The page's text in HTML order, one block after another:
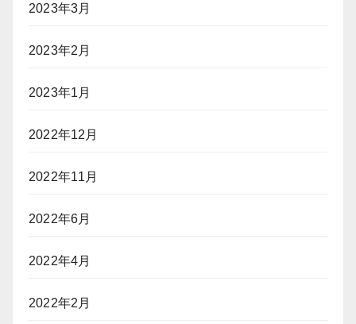
2023年3月
2023年2月
2023年1月
2022年12月
2022年11月
2022年6月
2022年4月
2022年2月